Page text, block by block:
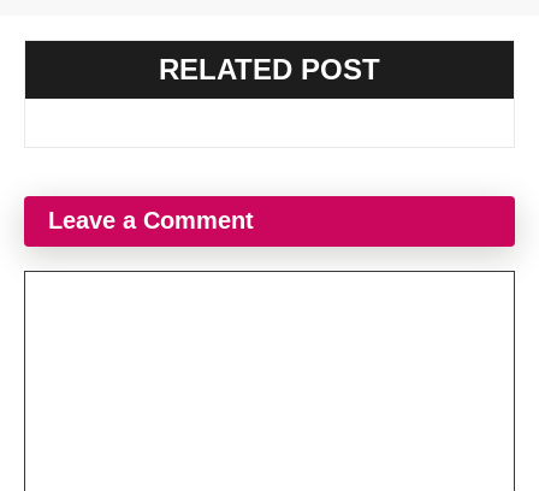
RELATED POST
Leave a Comment